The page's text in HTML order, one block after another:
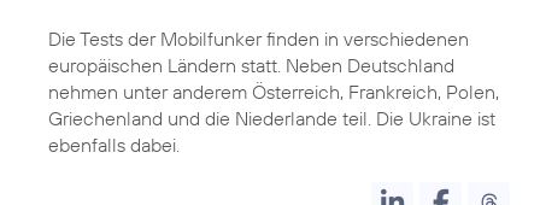
Die Tests der Mobilfunker finden in verschiedenen
europäischen Ländern statt. Neben Deutschland
nehmen unter anderem Österreich, Frankreich, Polen,
Griechenland und die Niederlande teil. Die Ukraine ist
ebenfalls dabei.